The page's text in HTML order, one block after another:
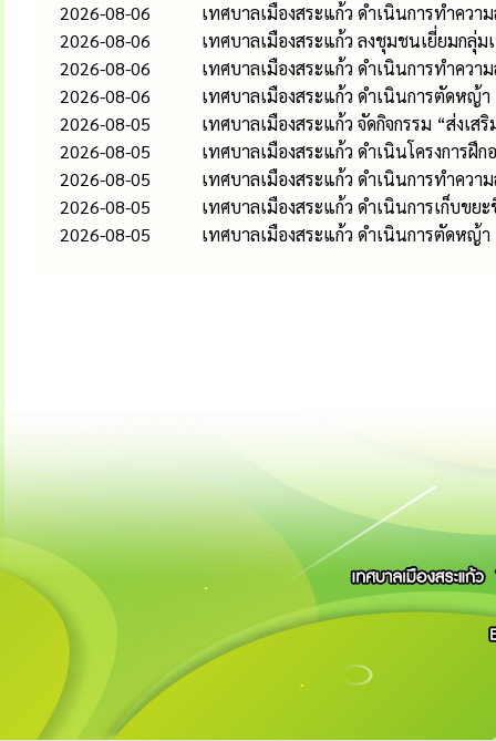
2026-08-06
เทศบาลเมืองสระแก้ว ดำเนินการทำควา
2026-08-06
เทศบาลเมืองสระแก้ว ลงชุมชนเยี่ยมกลุ่ม
2026-08-06
เทศบาลเมืองสระแก้ว ดำเนินการทำควา
2026-08-06
เทศบาลเมืองสระแก้ว ดำเนินการตัดหญ้า
2026-08-05
เทศบาลเมืองสระแก้ว จัดกิจกรรม “ส่งเ
2026-08-05
เทศบาลเมืองสระแก้ว ดำเนินโครงการ
2026-08-05
เทศบาลเมืองสระแก้ว ดำเนินการทำควา
2026-08-05
เทศบาลเมืองสระแก้ว ดำเนินการเก็บขย
2026-08-05
เทศบาลเมืองสระแก้ว ดำเนินการตัดหญ้า